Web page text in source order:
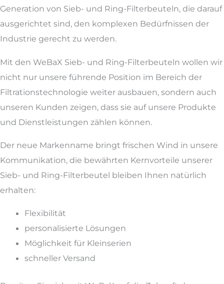
Generation von Sieb- und Ring-Filterbeuteln, die darauf
ausgerichtet sind, den komplexen Bedürfnissen der
Industrie gerecht zu werden.
Mit den WeBaX Sieb- und Ring-Filterbeuteln wollen wir
nicht nur unsere führende Position im Bereich der
Filtrationstechnologie weiter ausbauen, sondern auch
unseren Kunden zeigen, dass sie auf unsere Produkte
und Dienstleistungen zählen können.
Der neue Markenname bringt frischen Wind in unsere
Kommunikation, die bewährten Kernvorteile unserer
Sieb- und Ring-Filterbeutel bleiben Ihnen natürlich
erhalten:
Flexibilität
personalisierte Lösungen
Möglichkeit für Kleinserien
schneller Versand